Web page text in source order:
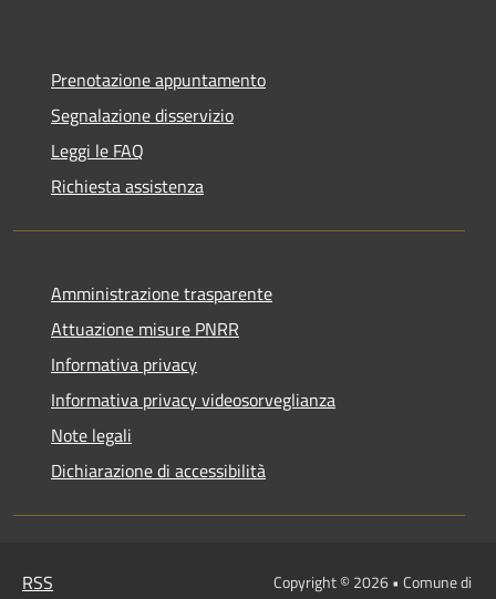
Prenotazione appuntamento
Segnalazione disservizio
Leggi le FAQ
Richiesta assistenza
Amministrazione trasparente
Attuazione misure PNRR
Informativa privacy
Informativa privacy videosorveglianza
Note legali
Dichiarazione di accessibilità
RSS
Copyright © 2026 • Comune di